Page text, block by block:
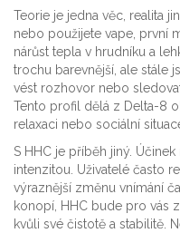
Teorie je jedna věc, realita
nebo použijete vape, první
nárůst tepla v hrudníku a
trochu barevnější, ale stále
vést rozhovor nebo
Tento profil dělá z Delta-8
relaxaci nebo sociální
S HHC je příběh jiný.
intenzitou. Uživatelé často
výraznější změnu vnímání
konopí, HHC bude pro vás
kvůli své čistotě a stabilitě.